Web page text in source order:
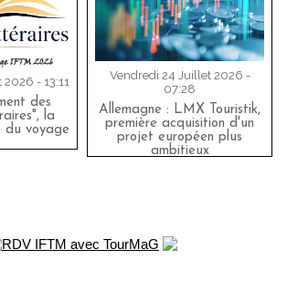
- 13:11
des
la
du voyage
Vendredi 24 Juillet 2026 -
07:28
Allemagne : LMX Touristik,
première acquisition d'un
projet européen plus
ambitieux